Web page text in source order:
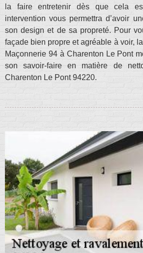
la faire entretenir dès que cela
intervention vous permettra d’avoir
son design et de sa propreté. Pour
façade bien propre et agréable à voir,
Maçonnerie 94 à Charenton Le Pont
son savoir-faire en matière de
Charenton Le Pont 94220.